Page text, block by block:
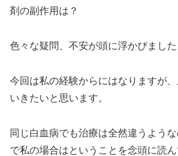
剤の副作用は？
色々な疑問、不安が頭に浮かびました
今回は私の経験からにはなりますが
いきたいと思います。
同じ白血病でも治療は全然違うよう
で私の場合はということを念頭に読